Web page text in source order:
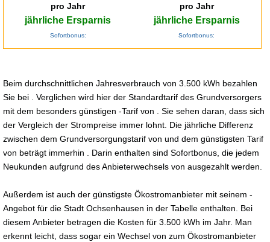
pro Jahr
jährliche Ersparnis
Sofortbonus:
pro Jahr
jährliche Ersparnis
Sofortbonus:
Beim durchschnittlichen Jahresverbrauch von 3.500 kWh bezahlen
Sie bei . Verglichen wird hier der Standardtarif des Grundversorgers
mit dem besonders günstigen -Tarif von . Sie sehen daran, dass sich
der Vergleich der Strompreise immer lohnt. Die jährliche Differenz
zwischen dem Grundversorgungstarif von und dem günstigsten Tarif
von beträgt immerhin . Darin enthalten sind Sofortbonus, die jedem
Neukunden aufgrund des Anbieterwechsels von ausgezahlt werden.
Außerdem ist auch der günstigste Ökostromanbieter mit seinem -
Angebot für die Stadt Ochsenhausen in der Tabelle enthalten. Bei
diesem Anbieter betragen die Kosten für 3.500 kWh im Jahr. Man
erkennt leicht, dass sogar ein Wechsel von zum Ökostromanbieter